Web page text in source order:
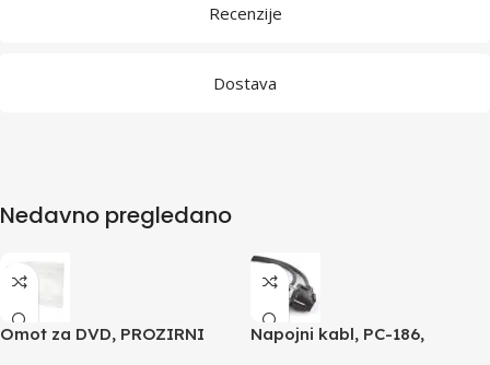
Recenzije
Dostava
Nedavno pregledano
Omot za DVD, PROZIRNI
Napojni kabl, PC-186,